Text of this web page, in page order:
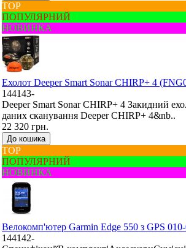
ТОР
ПОПУЛЯРНИЙ
НОВИНКА
Ехолот Deeper Smart Sonar CHIRP+ 4
144143-
Deeper Smart Sonar CHIRP+ 4 Закидний
даних сканування Deeper CHIRP+ 4&nb..
22 320 грн.
До кошика
ТОР
ПОПУЛЯРНИЙ
НОВИНКА
Велокомп'ютер Garmin Edge 550 з GPS 010-
144142-